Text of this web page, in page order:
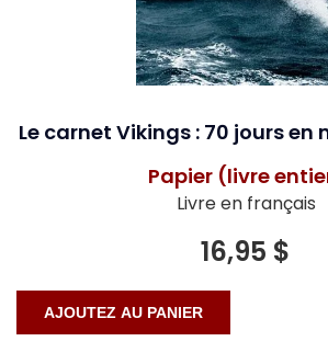
Le carnet Vikings : 70 jours en
Papier (livre
Livre en français
16,95 $